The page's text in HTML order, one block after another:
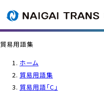
企業情報 / グローバル
各種情報
貿易用語集
ホーム
貿易用語集
貿易用語「C」